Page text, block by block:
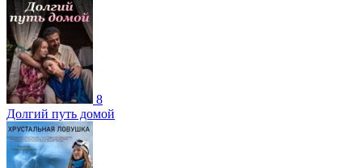
8
Долгий путь домой